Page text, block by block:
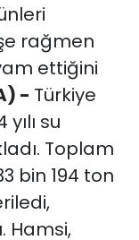
rağmen
ettiğini
- Türkiye
su
Toplam
bin 194 ton
Hamsi,